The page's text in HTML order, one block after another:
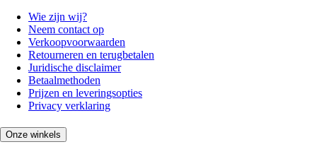
Wie zijn wij?
Neem contact op
Verkoopvoorwaarden
Retourneren en terugbetalen
Juridische disclaimer
Betaalmethoden
Prijzen en leveringsopties
Privacy verklaring
Onze winkels